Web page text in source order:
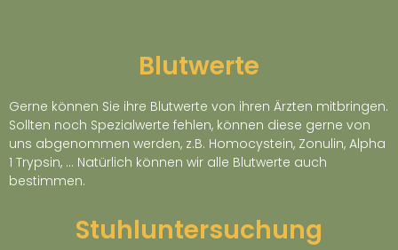
Blutwerte
Gerne können Sie ihre Blutwerte von ihren Ärzten mitbringen.
Sollten noch Spezialwerte fehlen, können diese gerne von
uns abgenommen werden, z.B. Homocystein, Zonulin, Alpha
1 Trypsin, … Natürlich können wir alle Blutwerte auch
bestimmen.
Stuhluntersuchung